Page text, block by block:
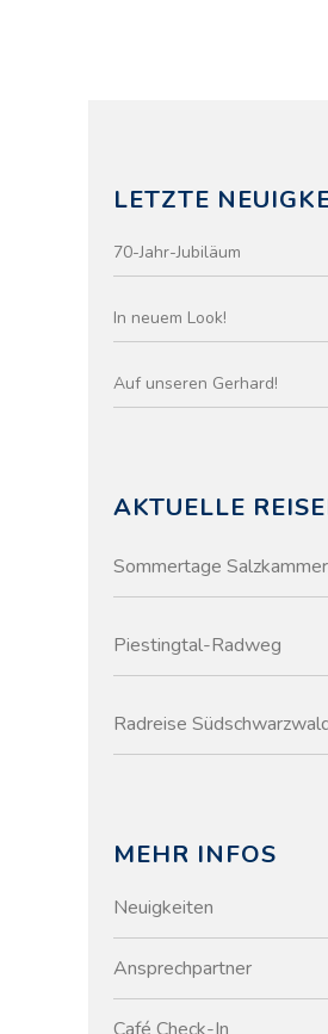
LETZTE
70-Jahr-Jubiläum
In neuem Look!
Auf unseren Gerhard!
AKTUELLE
Sommertage
Piestingtal-Radweg
Radreise
MEHR INFOS
Neuigkeiten
Ansprechpartner